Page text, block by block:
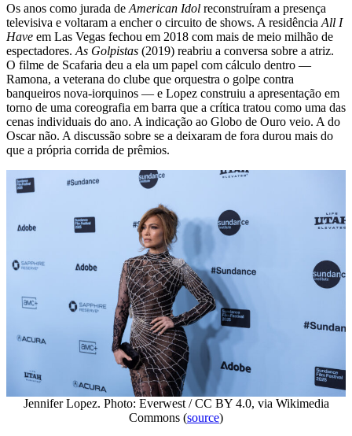
Os anos como jurada de American Idol reconstruíram a presença
televisiva e voltaram a encher o circuito de shows. A residência All I
Have em Las Vegas fechou em 2018 com mais de meio milhão de
espectadores. As Golpistas (2019) reabriu a conversa sobre a atriz.
O filme de Scafaria deu a ela um papel com cálculo dentro —
Ramona, a veterana do clube que orquestra o golpe contra
banqueiros nova-iorquinos — e Lopez construiu a apresentação em
torno de uma coreografia em barra que a crítica tratou como uma das
cenas individuais do ano. A indicação ao Globo de Ouro veio. A do
Oscar não. A discussão sobre se a deixaram de fora durou mais do
que a própria corrida de prêmios.
Jennifer Lopez. Photo: Everwest / CC BY 4.0, via Wikimedia
Commons (source)